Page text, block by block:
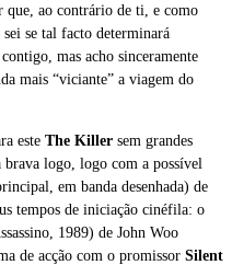
que, ao contrário de ti, e como
sei se tal facto determinará
mas acho sinceramente
mais “viciante” a viagem do
este The Killer sem grandes
logo, logo com a possível
em banda desenhada) de
tempos de iniciação cinéfila: o
1989) de John Woo
de acção com o promissor Silent